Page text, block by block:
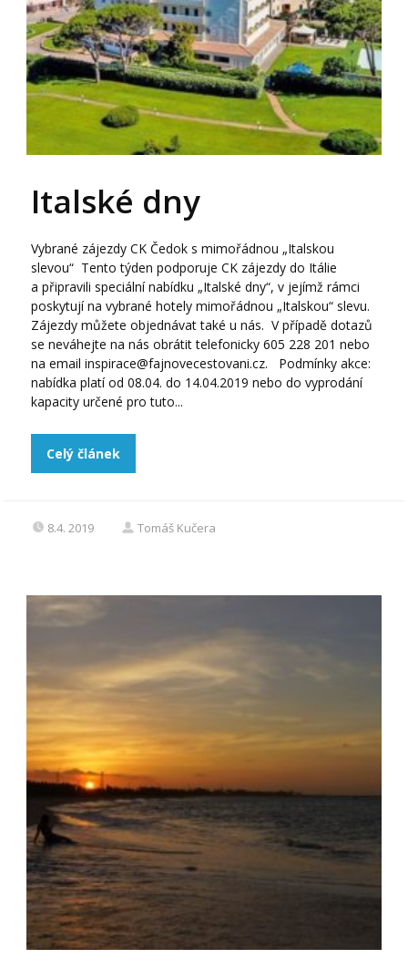
Italské dny
Vybrané zájezdy CK Čedok s mimořádnou „Italskou
slevou“ Tento týden podporuje CK zájezdy do Itálie
a připravili speciální nabídku „Italské dny“, v jejímž rámci
poskytují na vybrané hotely mimořádnou „Italskou“ slevu.
Zájezdy můžete objednávat také u nás. V případě dotazů
se neváhejte na nás obrátit telefonicky 605 228 201 nebo
na email inspirace@fajnovecestovani.cz. Podmínky akce:
nabídka platí od 08.04. do 14.04.2019 nebo do vyprodání
kapacity určené pro tuto...
Celý článek
8.4. 2019 Tomáš Kučera